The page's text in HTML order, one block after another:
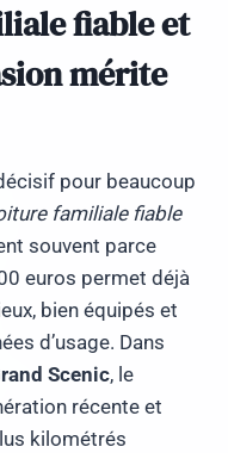
fiable et
mérite
pour beaucoup
familiale fiable
souvent parce
euros permet déjà
bien équipés et
d’usage. Dans
Scenic, le
récente et
kilométrés